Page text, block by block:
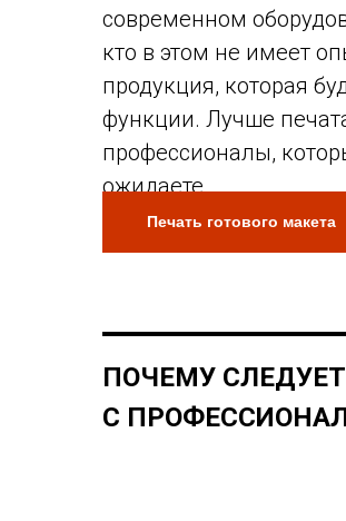
современном
кто в этом не имеет
продукция, которая
функции. Лучше
профессионалы,
ожидаете.
Печать готового макета
ПОЧЕМУ
С